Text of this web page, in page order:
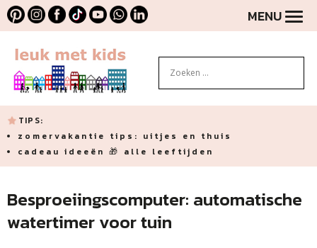
MENU
TIPS:
zomervakantie tips: uitjes en thuis
cadeau ideeën 🎁 alle leeftijden
Besproeiingscomputer: automatische
watertimer voor tuin